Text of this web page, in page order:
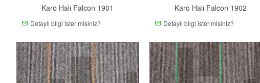
Karo Halı Falcon 1901
Detaylı bilgi ister misiniz?
Karo Halı Falcon 1902
Detaylı bilgi ister misiniz?